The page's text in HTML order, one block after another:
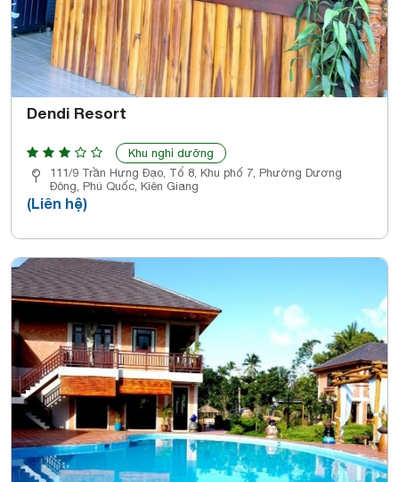
Dendi Resort
Khu nghỉ dưỡng
111/9 Trần Hưng Đạo, Tổ 8, Khu phố 7, Phường Dương
Đông, Phú Quốc, Kiên Giang
(Liên hệ)